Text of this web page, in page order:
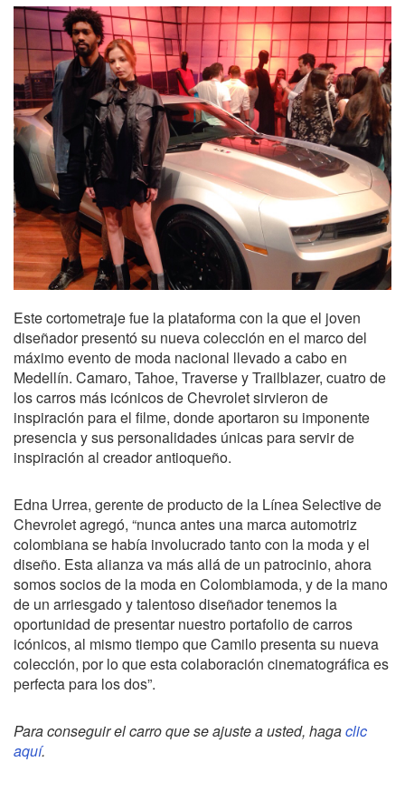
Este cortometraje fue la plataforma con la que el joven
diseñador presentó su nueva colección en el marco del
máximo evento de moda nacional llevado a cabo en
Medellín. Camaro, Tahoe, Traverse y Trailblazer, cuatro de
los carros más icónicos de Chevrolet sirvieron de
inspiración para el filme, donde aportaron su imponente
presencia y sus personalidades únicas para servir de
inspiración al creador antioqueño.
Edna Urrea, gerente de producto de la Línea Selective de
Chevrolet agregó, “nunca antes una marca automotriz
colombiana se había involucrado tanto con la moda y el
diseño. Esta alianza va más allá de un patrocinio, ahora
somos socios de la moda en Colombiamoda, y de la mano
de un arriesgado y talentoso diseñador tenemos la
oportunidad de presentar nuestro portafolio de carros
icónicos, al mismo tiempo que Camilo presenta su nueva
colección, por lo que esta colaboración cinematográfica es
perfecta para los dos”.
Para conseguir el carro que se ajuste a usted, hagaclic
aquí.